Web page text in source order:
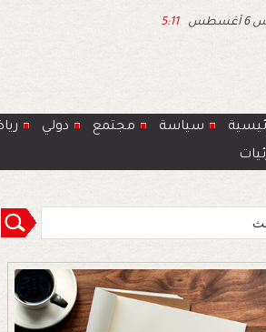
5:11
سياسة مجتمع دولي